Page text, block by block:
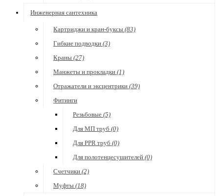
Инженерная сантехника
Картриджи и кран-буксы (83)
Гибкие подводки (3)
Краны (27)
Манжеты и прокладки (1)
Отражатели и эксцентрики (39)
Фитинги
Резьбовые (5)
Для МП труб (0)
Для PPR труб (0)
Для полотенцесушителей (0)
Счетчики (2)
Муфты (18)